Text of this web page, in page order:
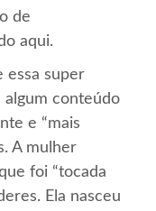
de
aqui.
essa super
conteúdo
e “mais
A mulher
foi “tocada
Ela nasceu